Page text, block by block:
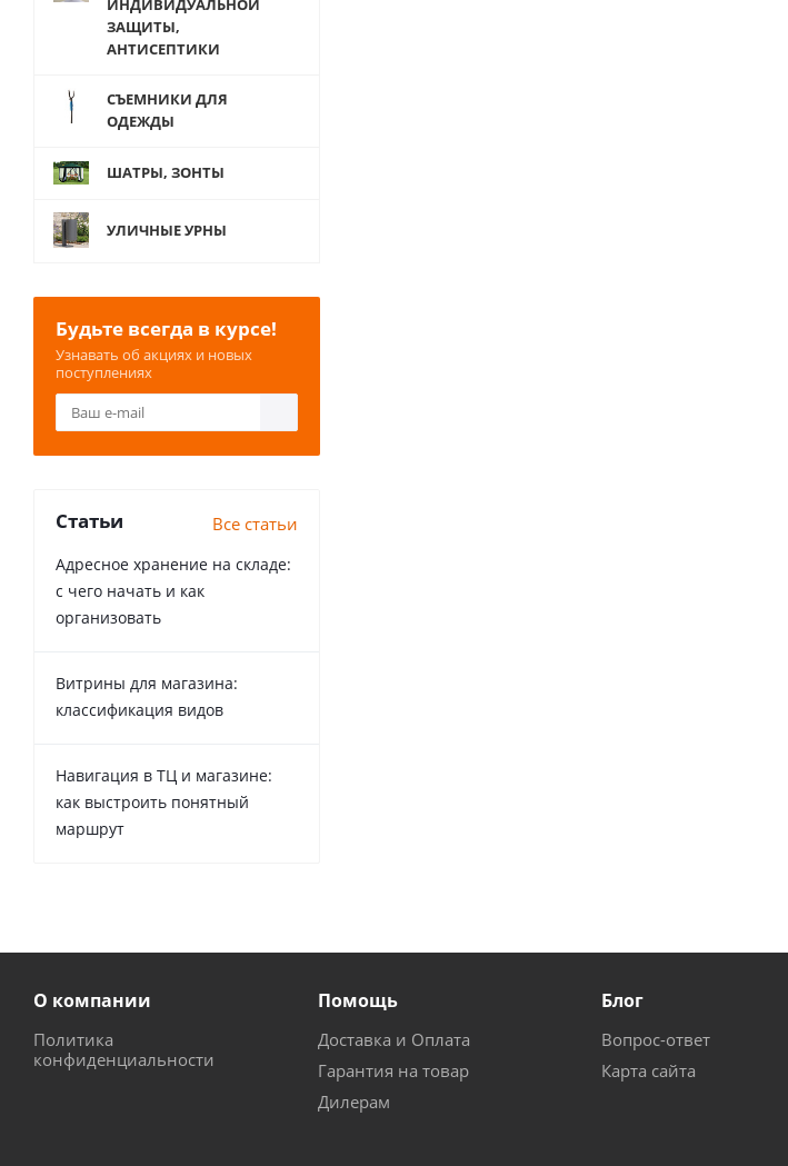
ИНДИВИДУАЛЬНОЙ
ЗАЩИТЫ,
АНТИСЕПТИКИ
СЪЕМНИКИ ДЛЯ
ОДЕЖДЫ
ШАТРЫ, ЗОНТЫ
УЛИЧНЫЕ УРНЫ
Будьте всегда в курсе!
Узнавать об акциях и новых
поступлениях
Статьи Все статьи
Адресное хранение на складе:
с чего начать и как
организовать
Витрины для магазина:
классификация видов
Навигация в ТЦ и магазине:
как выстроить понятный
маршрут
О компании
Политика
конфиденциальности
Помощь
Доставка и Оплата
Гарантия на товар
Дилерам
Блог
Вопрос-ответ
Карта сайта